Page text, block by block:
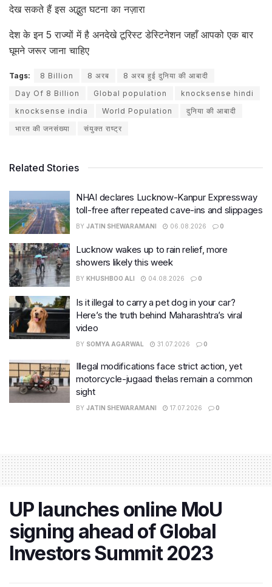
देख सकते हैं इस अद्भुत घटना का नज़ारा
देश के इन 5 राज्यों में है अनदेखे टूरिस्ट डेस्टिनेशन जहाँ आपको एक बार
घूमने जरूर जाना चाहिए
Tags: 8 Billion 8 अरब
8 अरब हुई दुनिया की आबादी
Day Of 8 Billion
Global population
knocksense hindi
knocksense india
World Population
दुनिया की आबादी
भारत की जनसंख्या
संयुक्त राष्ट्र
Related Stories
NHAI declares Lucknow-Kanpur Expressway
toll-free after repeated cave-ins and slippages
BY JATIN SHEWARAMANI 06.08.2026 0
Lucknow wakes up to rain relief, more
showers likely this week
BY KHUSHBOO ALI 04.08.2026 0
Is it illegal to carry a pet dog in your car?
Here’s the truth behind Maharashtra’s viral
video
BY SOMYA AGARWAL 31.07.2026 0
Illegal modifications face strict action, yet
motorcycle-jugaad thelas remain a common
sight
BY JATIN SHEWARAMANI 17.07.2026 0
UP launches online MoU
signing ahead of Global
Investors Summit 2023